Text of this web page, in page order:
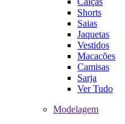
Shorts
Saias
Jaquetas
Vestidos
Macacões
Camisas
Sarja
Ver Tudo
Modelagem